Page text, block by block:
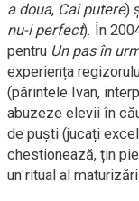
a doua, Cai putere)
nu-i perfect). În
pentru Un pas în
experiența
(părintele Ivan,
abuzeze elevii în
de puști (jucați
chestionează, țin
un ritual al